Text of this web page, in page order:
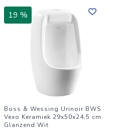
19 %
Boss & Wessing Urinoir BWS
Vexo Keramiek 29x50x24,5 cm
Glanzend Wit